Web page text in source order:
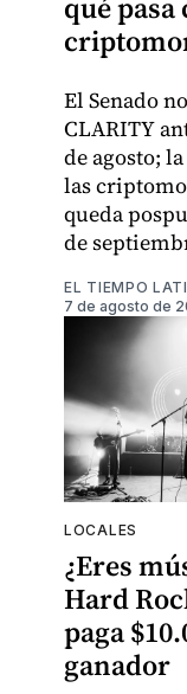
El Senado
CLARITY
de agosto;
las
queda
de
EL TIEMPO
7 de agosto de
LOCALES
¿Eres
Hard
paga
ganador